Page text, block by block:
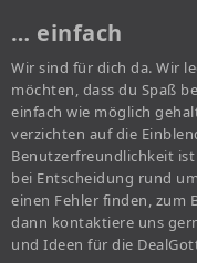
… einfach
Wir sind für dich da. Wir
möchten, dass du Spaß
einfach wie möglich
verzichten auf die
Benutzerfreundlichkeit
bei Entscheidung rund
einen Fehler finden, zum
dann kontaktiere uns
und Ideen für die